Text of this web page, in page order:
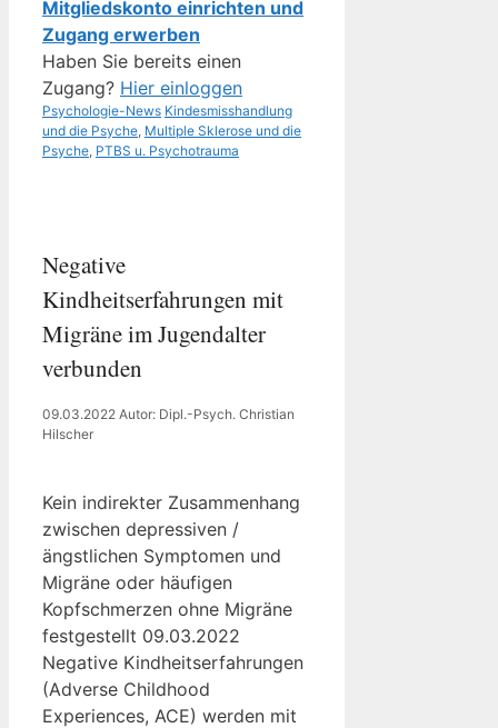
Mitgliedskonto einrichten und
Zugang erwerben
Haben Sie bereits einen
Zugang? Hier einloggen
Kategorien
Psychologie-News Schlagwörter
Kindesmisshandlung
und die Psyche, Multiple Sklerose und die
Psyche, PTBS u. Psychotrauma
Negative
Kindheitserfahrungen mit
Migräne im Jugendalter
verbunden
09.03.2022 Autor: Dipl.-Psych. Christian
Hilscher
Kein indirekter Zusammenhang
zwischen depressiven /
ängstlichen Symptomen und
Migräne oder häufigen
Kopfschmerzen ohne Migräne
festgestellt 09.03.2022
Negative Kindheitserfahrungen
(Adverse Childhood
Experiences, ACE) werden mit